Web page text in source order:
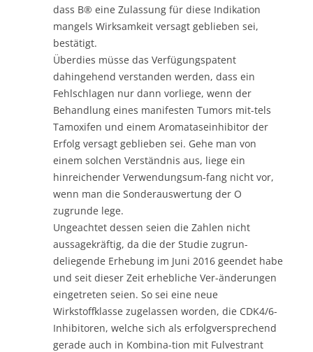
dass B® eine Zulassung für diese Indikation
mangels Wirksamkeit versagt geblieben sei,
bestätigt.
Überdies müsse das Verfügungspatent
dahingehend verstanden werden, dass ein
Fehlschlagen nur dann vorliege, wenn der
Behandlung eines manifesten Tumors mit-tels
Tamoxifen und einem Aromataseinhibitor der
Erfolg versagt geblieben sei. Gehe man von
einem solchen Verständnis aus, liege ein
hinreichender Verwendungsum-fang nicht vor,
wenn man die Sonderauswertung der O
zugrunde lege.
Ungeachtet dessen seien die Zahlen nicht
aussagekräftig, da die der Studie zugrun-
deliegende Erhebung im Juni 2016 geendet habe
und seit dieser Zeit erhebliche Ver-änderungen
eingetreten seien. So sei eine neue
Wirkstoffklasse zugelassen worden, die CDK4/6-
Inhibitoren, welche sich als erfolgversprechend
gerade auch in Kombina-tion mit Fulvestrant